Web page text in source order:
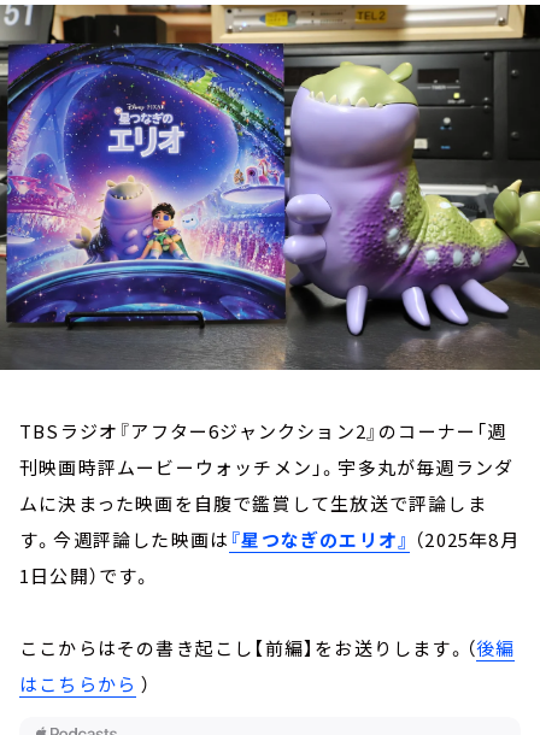
お知らせ
イベント・グッズ
YouTube
会社情報
TBSラジオ『アフター6ジャンクション2』のコーナー「週
刊映画時評ムービーウォッチメン」。宇多丸が毎週ランダ
ムに決まった映画を自腹で鑑賞して生放送で評論しま
す。今週評論した映画は 『星つなぎのエリオ』 （2025年8月
1日公開）です。
ここからはその書き起こし【前編】をお送りします。（後編
はこちらから ）